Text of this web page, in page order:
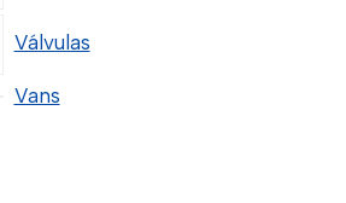
Válvulas
Vans